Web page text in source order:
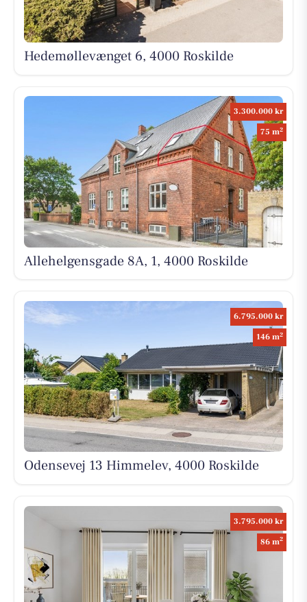
Hedemøllevænget 6, 4000 Roskilde
3.300.000 kr
75 m2
Allehelgensgade 8A, 1, 4000 Roskilde
6.795.000 kr
146 m2
Odensevej 13 Himmelev, 4000 Roskilde
3.795.000 kr
86 m2